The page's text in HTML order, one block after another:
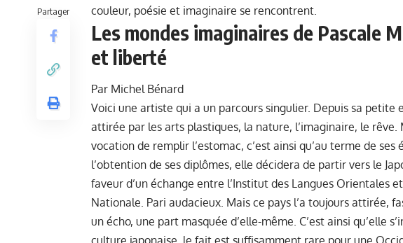
Partager
couleur, poésie et imaginaire se rencontrent.
Les mondes imaginaires de Pascale
et liberté
Par Michel Bénard
Voici une artiste qui a un parcours singulier. Depuis sa petite
attirée par les arts plastiques, la nature, l’imaginaire, le rêve.
vocation de remplir l’estomac, c’est ainsi qu’au terme de
l’obtention de ses diplômes, elle décidera de partir vers le
faveur d’un échange entre l’Institut des Langues Orientales
Nationale. Pari audacieux. Mais ce pays l’a toujours attirée,
un écho, une part masquée d’elle-même. C’est ainsi qu’elle
culture japonaise, le fait est suffisamment rare pour une